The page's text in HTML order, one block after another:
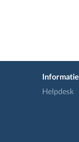
Informatie
Helpdesk